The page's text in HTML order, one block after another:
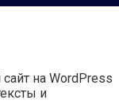
на WordPress
и